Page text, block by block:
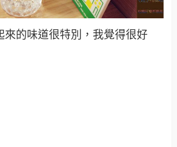
的味道很特別，我覺得很好